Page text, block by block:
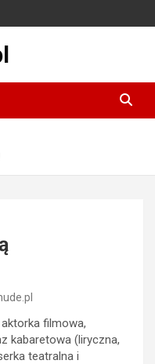
filmowa,
kabaretowa (liryczna,
teatralna i